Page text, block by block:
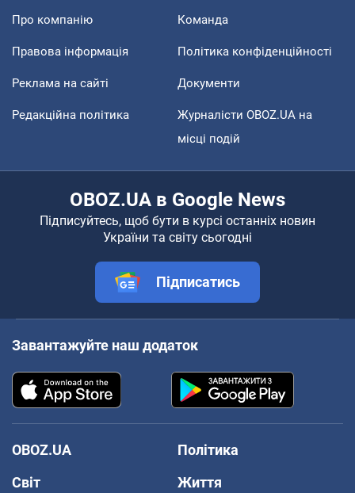
Про компанію Команда
Правова інформація Політика конфіденційності
Реклама на сайті Документи
Редакційна політика
Журналісти OBOZ.UA на
місці подій
OBOZ.UA в Google News
Підписуйтесь, щоб бути в курсі останніх новин
України та світу сьогодні
Підписатись
Завантажуйте наш додаток
OBOZ.UA
Політика
Світ
Життя